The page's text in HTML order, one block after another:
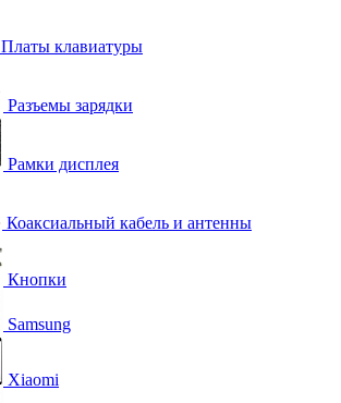
Платы клавиатуры
Разъемы зарядки
Рамки дисплея
Коаксиальный кабель и антенны
Кнопки
Samsung
Xiaomi